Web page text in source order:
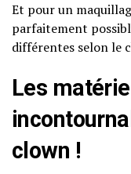
Et pour un
parfaitement
différentes selon le
Les
clown !